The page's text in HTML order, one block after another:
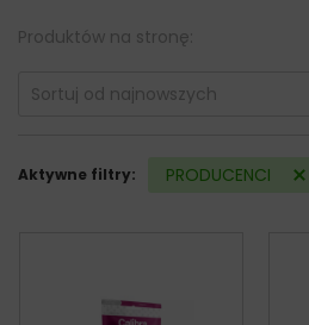
Produktów na stronę:
Aktywne filtry: PRODUCENCI